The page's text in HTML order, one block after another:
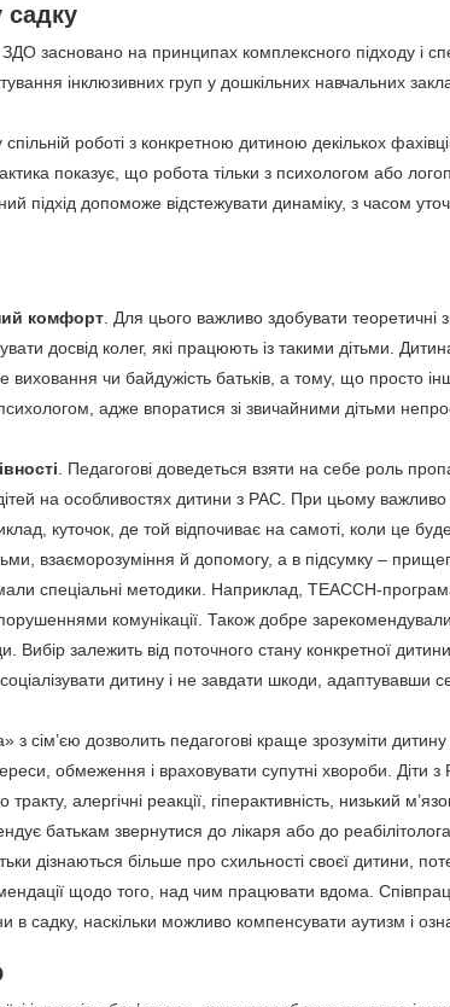
садку
засновано на принципах комплексного підходу і
інклюзивних груп у дошкільних навчальних
спільній роботі з конкретною дитиною декількох
показує, що робота тільки з психологом або
підхід допоможе відстежувати динаміку, з часом
комфорт . Для цього важливо здобувати теоретичні
досвід колег, які працюють із такими дітьми.
виховання чи байдужість батьків, а тому, що просто
адже впоратися зі звичайними дітьми
. Педагогові доведеться взяти на себе роль
на особливостях дитини з РАС. При цьому
куточок, де той відпочиває на самоті, коли це
взаєморозуміння й допомогу, а в підсумку –
спеціальні методики. Наприклад, TEACCH-
комунікації. Також добре
Вибір залежить від поточного стану конкретної
дитину і не завдати шкоди, адаптувавши
з сім’єю дозволить педагогові краще зрозуміти
обмеження і враховувати супутні хвороби. Діти
алергічні реакції, гіперактивність, низький
батькам звернутися до лікаря або до
дізнаються більше про схильності своєї дитини,
щодо того, над чим працювати вдома.
в садку, наскільки можливо компенсувати аутизм і